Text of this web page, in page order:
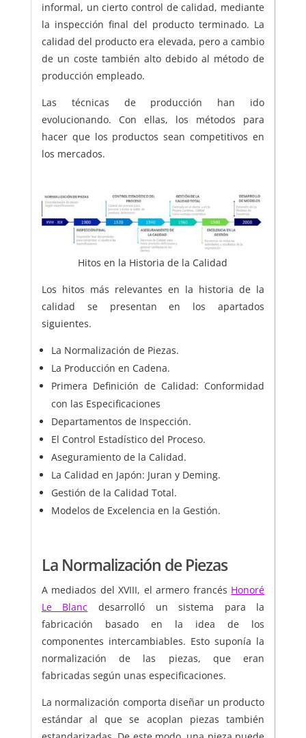
informal, un cierto control de calidad, mediante
la inspección final del producto terminado. La
calidad del producto era elevada, pero a cambio
de un coste también alto debido al método de
producción empleado.
Las técnicas de producción han ido
evolucionando. Con ellas, los métodos para
hacer que los productos sean competitivos en
los mercados.
Hitos en la Historia de la Calidad
Los hitos más relevantes en la historia de la
calidad se presentan en los apartados
siguientes.
La Normalización de Piezas.
La Producción en Cadena.
Primera Definición de Calidad: Conformidad
con las Especificaciones
Departamentos de Inspección.
El Control Estadístico del Proceso.
Aseguramiento de la Calidad.
La Calidad en Japón: Juran y Deming.
Gestión de la Calidad Total.
Modelos de Excelencia en la Gestión.
La Normalización de Piezas
A mediados del XVIII, el armero francés Honoré
Le Blanc desarrolló un sistema para la
fabricación basado en la idea de los
componentes intercambiables. Esto suponía la
normalización de las piezas, que eran
fabricadas según unas especificaciones.
La normalización comporta diseñar un producto
estándar al que se acoplan piezas también